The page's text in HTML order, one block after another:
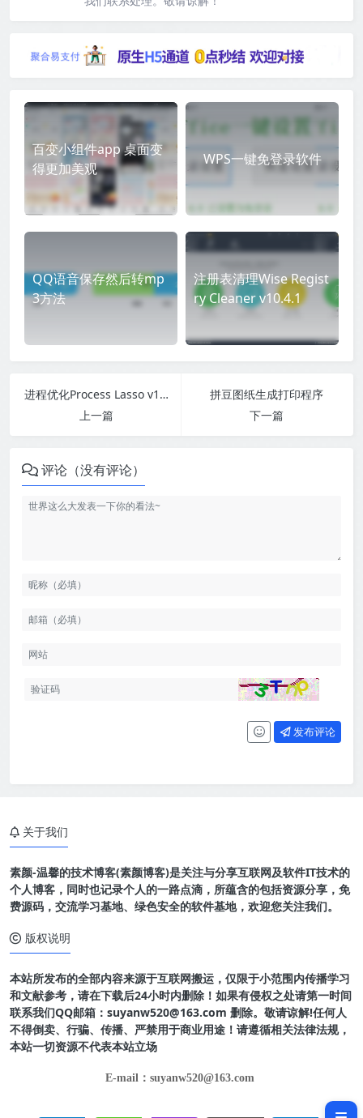
百变小组件app 桌面变
得更加美观
WPS一键免登录软件
QQ语音保存然后转mp
3方法
注册表清理Wise Regist
ry Cleaner v10.4.1
进程优化Process Lasso v17.0.2.3绿色版
上一篇
拼豆图纸生成打印程序
下一篇
评论（没有评论）
发布评论
软件介绍
关于我们
素颜-温馨的技术博客(素颜博客)是关注与分享互联网及软件IT技术的
个人博客，同时也记录个人的一路点滴，所蕴含的包括资源分享，免
费源码，交流学习基地、绿色安全的软件基地，欢迎您关注我们。
版权说明
本站所发布的全部内容来源于互联网搬运，仅限于小范围内传播学习
和文献参考，请在下载后24小时内删除！如果有侵权之处请第一时间
联系我们QQ邮箱：suyanw520@163.com 删除。敬请谅解!任何人
不得倒卖、行骗、传播、严禁用于商业用途！请遵循相关法律法规，
本站一切资源不代表本站立场
E-mail：suyanw520@163.com